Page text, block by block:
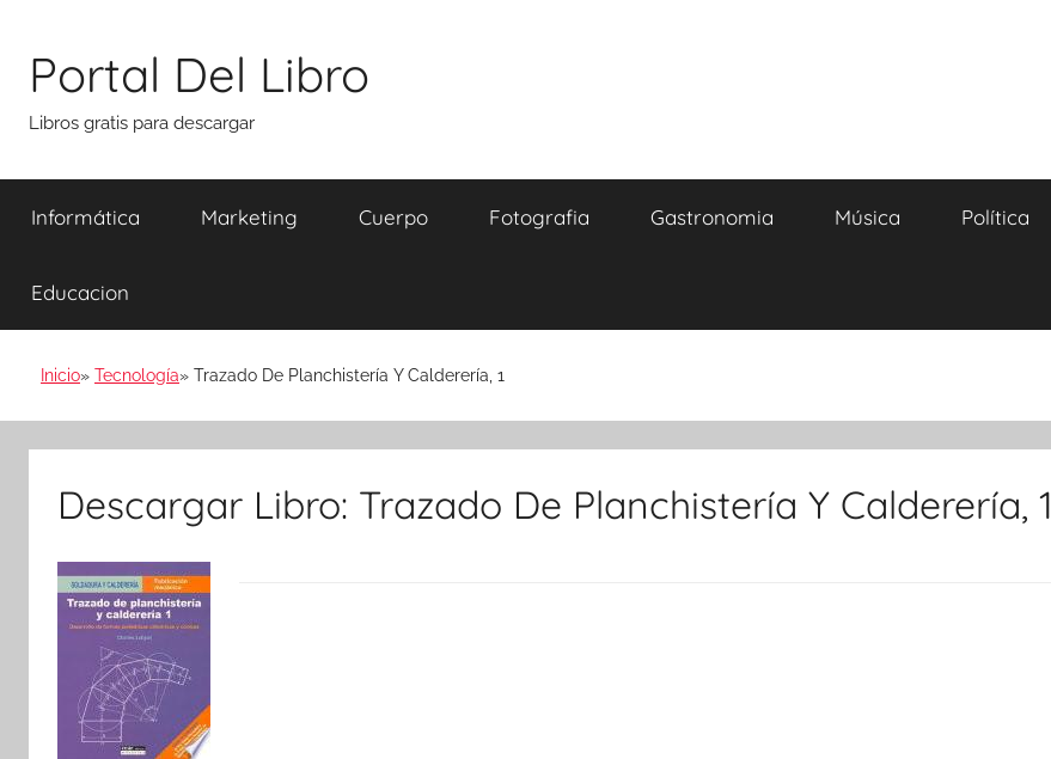
contenido
Portal Del Libro
Libros gratis para descargar
Informática Marketing Cuerpo Fotografia Gastronomia Música Política
Educacion
Inicio Tecnología Trazado De Planchistería Y Calderería, 1
Descargar Libro: Trazado De Planchistería Y Calderería, 1